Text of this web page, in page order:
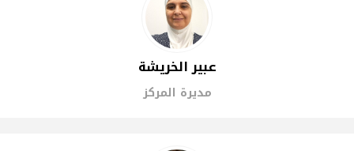
عبير الخريشة
مديرة المركز